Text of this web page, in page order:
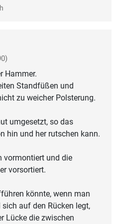
Hammer.
Standfüßen und
zu weicher Polsterung.
umgesetzt, so das
hin und her rutschen kann.
vormontiert und die
vorsortiert.
könnte, wenn man
auf den Rücken legt,
Lücke die zwischen